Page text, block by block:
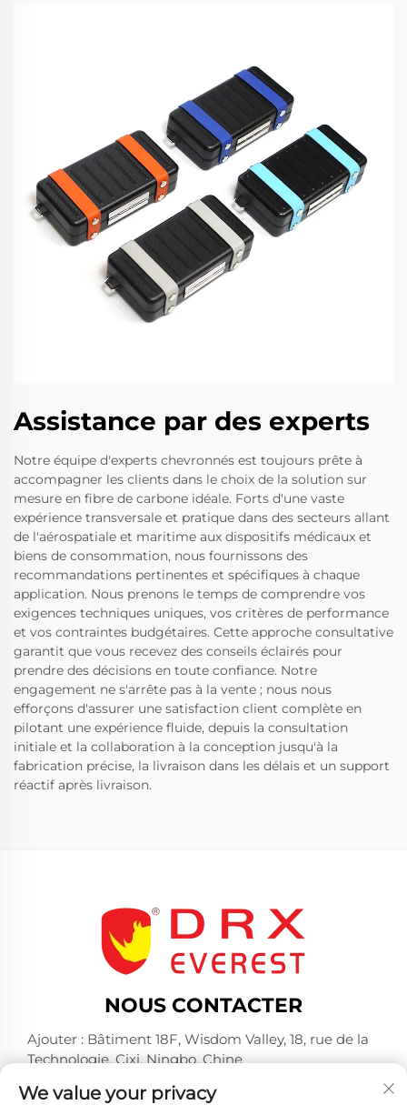
Assistance par des experts
Notre équipe d'experts chevronnés est toujours prête à
accompagner les clients dans le choix de la solution sur
mesure en fibre de carbone idéale. Forts d'une vaste
expérience transversale et pratique dans des secteurs allant
de l'aérospatiale et maritime aux dispositifs médicaux et
biens de consommation, nous fournissons des
recommandations pertinentes et spécifiques à chaque
application. Nous prenons le temps de comprendre vos
exigences techniques uniques, vos critères de performance
et vos contraintes budgétaires. Cette approche consultative
garantit que vous recevez des conseils éclairés pour
prendre des décisions en toute confiance. Notre
engagement ne s'arrête pas à la vente ; nous nous
efforçons d'assurer une satisfaction client complète en
pilotant une expérience fluide, depuis la consultation
initiale et la collaboration à la conception jusqu'à la
fabrication précise, la livraison dans les délais et un support
réactif après livraison.
NOUS CONTACTER
Ajouter : Bâtiment 18F, Wisdom Valley, 18, rue de la
Technologie, Cixi, Ningbo, Chine
Tél. : +86-574-23660321
We value your privacy